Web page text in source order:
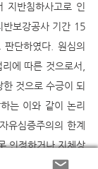
반침하사고로 인
보강공사 기간 15
단하였다. 원심의
에 따른 것으로서,
것으로 수긍이 되
는 이와 같이 논리
유심증주의의 한계
인정하거나 지체상
으로 판결에 영향을